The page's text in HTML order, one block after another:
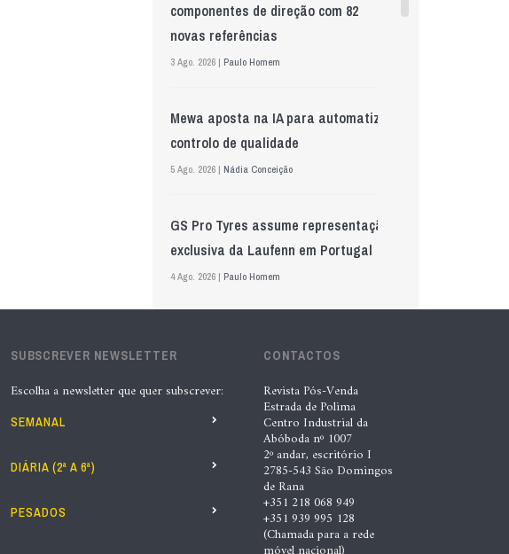
componentes de direção com 82
novas referências
3 Ago. 2026 | Paulo Homem
Mewa aposta na IA para automatizar
controlo de qualidade
5 Ago. 2026 | Nádia Conceição
GS Pro Tyres assume representação
exclusiva da Laufenn em Portugal
4 Ago. 2026 | Paulo Homem
lubrificantes, serviços e embalagens
na Automechanika
Nádia Conceição
Acionistas da AkzoNobel e da Axalta
6 Ago. 2026 | Paulo Homem
SUBSCREVER NEWSLETTER
Escolha a newsletter que quer subscrever:
SEMANAL
DIÁRIA (2ª A 6ª)
PESADOS
CONTACTOS
Revista Pós-Venda
Estrada de Polima
Centro Industrial da
Abóboda nº 1007
2º andar, escritório I
2785-543 São Domingos
de Rana
+351 218 068 949
+351 939 995 128
(Chamada para a rede